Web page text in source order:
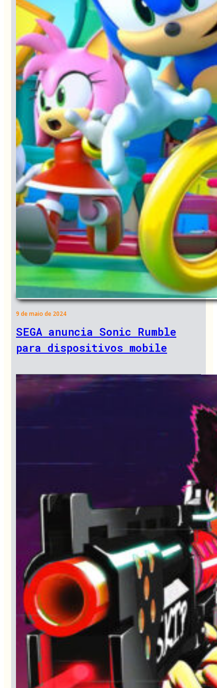
9 de maio de 2024
SEGA anuncia Sonic Rumble
para dispositivos mobile